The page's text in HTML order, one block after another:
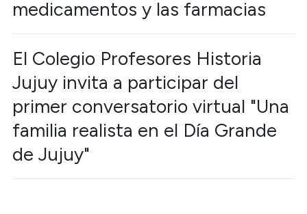
medicamentos y las farmacias
El Colegio Profesores Historia
Jujuy invita a participar del
primer conversatorio virtual "Una
familia realista en el Día Grande
de Jujuy"